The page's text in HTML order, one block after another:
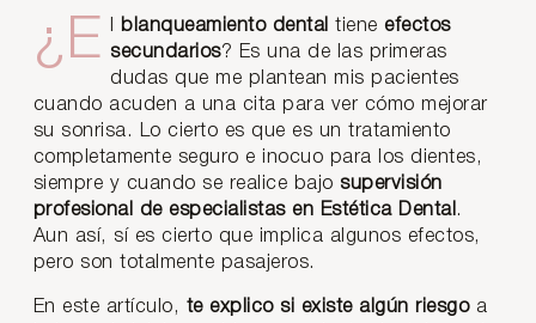
blanqueamiento dental tiene efectos
secundarios? Es una de las primeras
dudas que me plantean mis pacientes
cuando acuden a una cita para ver cómo mejorar
su sonrisa. Lo cierto es que es un tratamiento
completamente seguro e inocuo para los dientes,
siempre y cuando se realice bajo supervisión
profesional de especialistas en Estética Dental .
Aun así, sí es cierto que implica algunos efectos,
pero son totalmente pasajeros.
En este artículo, te explico si existe algún riesgoa